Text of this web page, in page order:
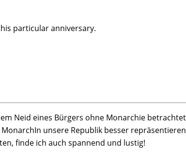
particular anniversary.
Neid eines Bürgers ohne Monarchie
unsere Republik besser
finde ich auch spannend und lustig!